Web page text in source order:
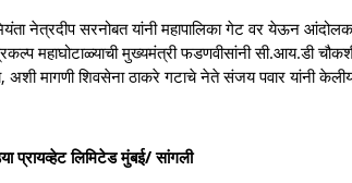
नेत्रदीप सरनोबत यांनी महापालिका गेट वर येऊन
महाघोटाळ्याची मुख्यमंत्री फडणवीसांनी सी.आय.डी
अशी मागणी शिवसेना ठाकरे गटाचे नेते संजय पवार यांनी
प्रायव्हेट लिमिटेड मुंबई/ सांगली